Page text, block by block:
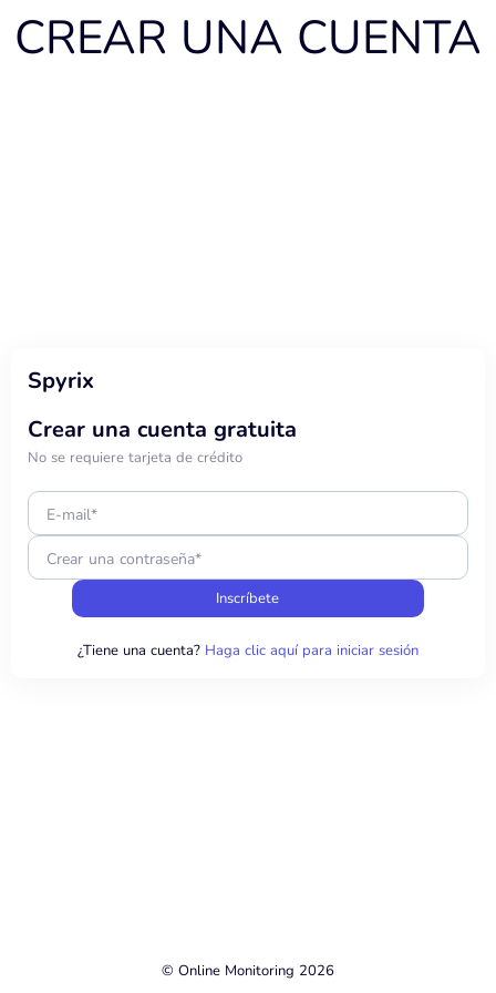
CREAR UNA CUENTA
Spyrix
Crear una cuenta gratuita
No se requiere tarjeta de crédito
E-mail*
Crear una contraseña*
Inscríbete
¿Tiene una cuenta? Haga clic aquí para iniciar sesión
© Online Monitoring 2026